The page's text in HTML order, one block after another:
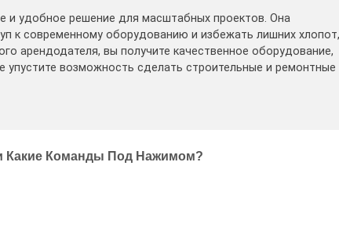
и удобное решение для масштабных проектов. Она
к современному оборудованию и избежать лишних хлопот,
арендодателя, вы получите качественное оборудование,
возможность сделать строительные и ремонтные
Какие Команды Под Нажимом?